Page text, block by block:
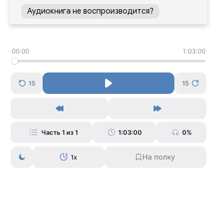
Аудиокнига не воспроизводится?
00:00 1:03:00
15 15
Часть 1 из 1 1:03:00 0%
1x